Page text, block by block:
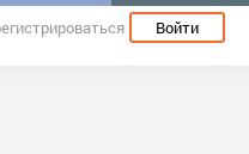
Войти